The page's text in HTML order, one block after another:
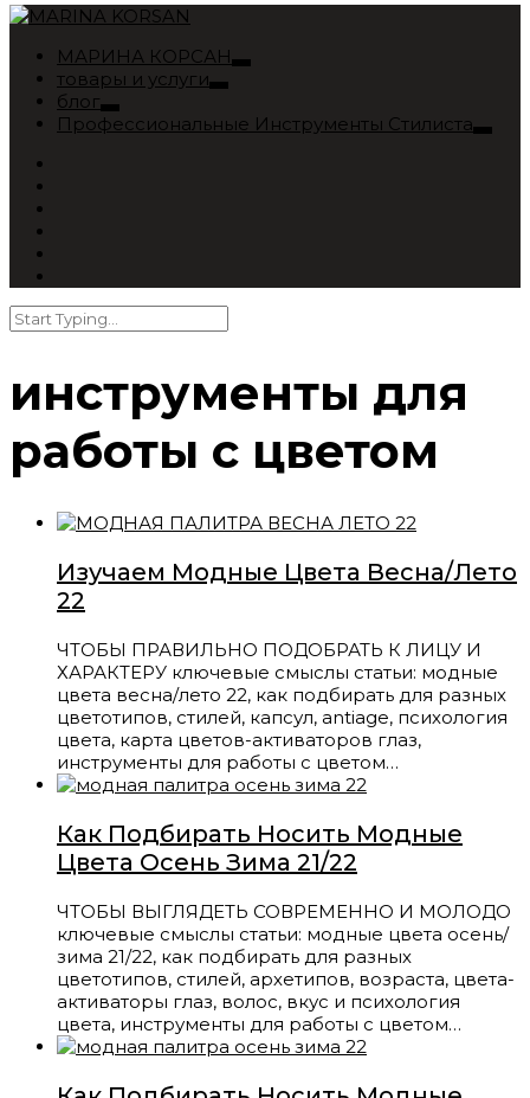
МАРИНА КОРСАН
товары и услуги
блог
Профессиональные Инструменты Стилиста
инструменты для
работы с цветом
Изучаем Модные Цвета Весна/Лето
22
ЧТОБЫ ПРАВИЛЬНО ПОДОБРАТЬ К ЛИЦУ И
ХАРАКТЕРУ ключевые смыслы статьи: модные
цвета весна/лето 22, как подбирать для разных
цветотипов, стилей, капсул, antiage, психология
цвета, карта цветов-активаторов глаз,
инструменты для работы с цветом…
Как Подбирать Носить Модные
Цвета Осень Зима 21/22
ЧТОБЫ ВЫГЛЯДЕТЬ СОВРЕМЕННО И МОЛОДО
ключевые смыслы статьи: модные цвета осень/
зима 21/22, как подбирать для разных
цветотипов, стилей, архетипов, возраста, цвета-
активаторы глаз, волос, вкус и психология
цвета, инструменты для работы с цветом…